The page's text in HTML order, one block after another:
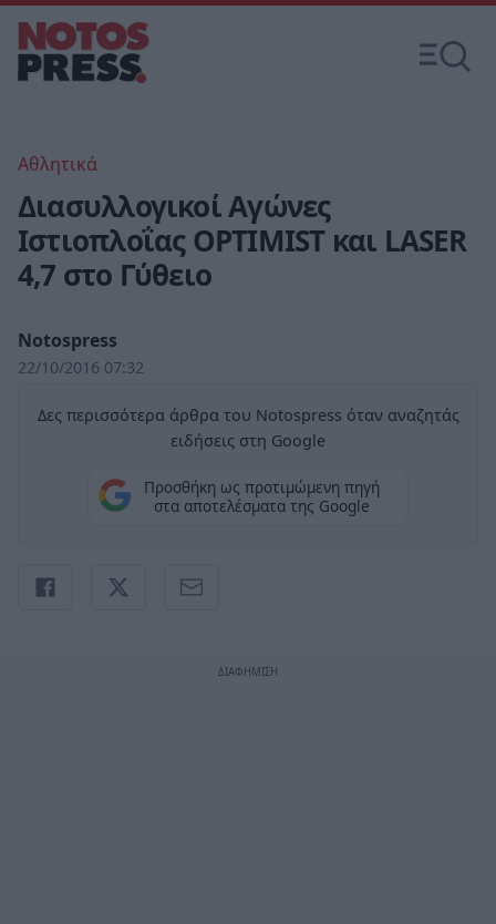
Αθλητικά
Διασυλλογικοί Αγώνες
Ιστιοπλοΐας OPTIMIST και LASER
4,7 στο Γύθειο
Notospress
22/10/2016 07:32
Δες περισσότερα άρθρα του Notospress όταν αναζητάς
ειδήσεις στη Google
Προσθήκη ως προτιμώμενη πηγή
στα αποτελέσματα της Google